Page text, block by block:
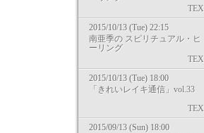
2015/10/13 (Tue) 22:15
南亜季の スピリチュアル・ヒ
ーリング
2015/10/13 (Tue) 18:00
「きれいレイキ通信」vol.33
2015/09/13 (Sun) 18:00